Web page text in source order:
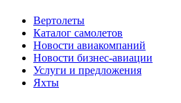
Вертолеты
Каталог самолетов
Новости авиакомпаний
Новости бизнес-авиации
Услуги и предложения
Яхты